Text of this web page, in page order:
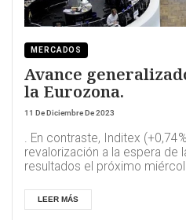
MERCADOS
Avance
la Eurozona.
11 De Diciembre De 2023
. En contraste, Inditex
revalorización a la espera de
resultados el próximo
LEER MÁS